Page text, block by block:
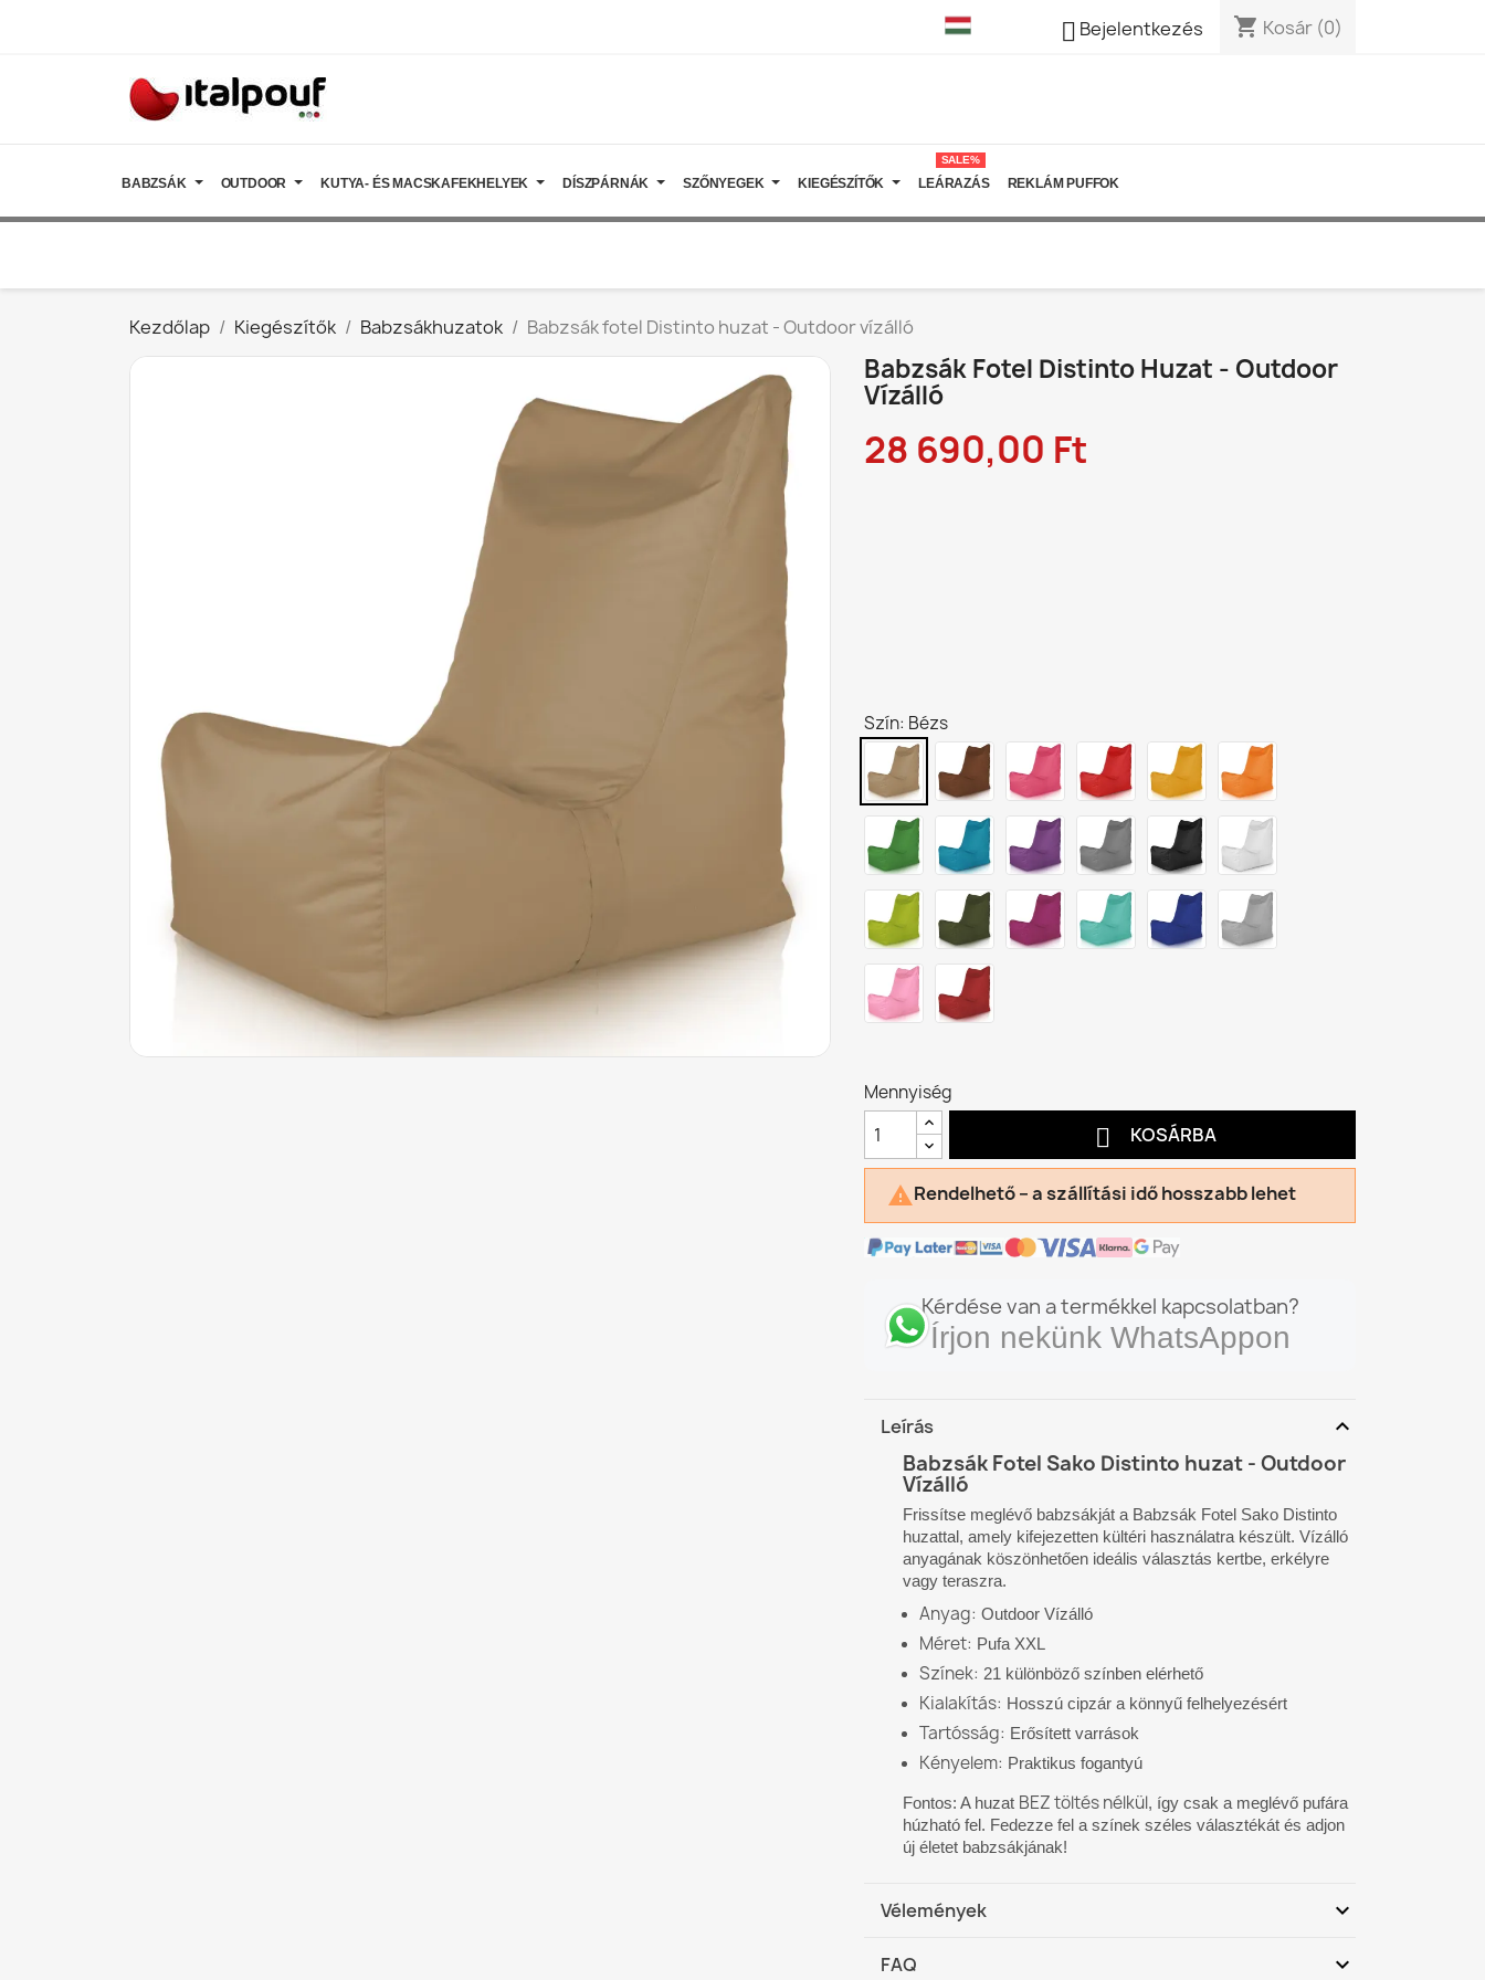
 Bejelentkezés shopping_cart Kosár (0)
BABZSÁK OUTDOOR KUTYA- ÉS MACSKAFEKHELYEK DÍSZPÁRNÁK SZŐNYEGEK KIEGÉSZÍTŐK LEÁRAZÁS
SALE%
REKLÁM PUFFOK
Kezdőlap Kiegészítők Babzsákhuzatok Babzsák fotel Distinto huzat - Outdoor vízálló
Babzsák Fotel Distinto Huzat - Outdoor
Vízálló
28 690,00 Ft
Szín: Bézs
Mennyiség
 KOSÁRBA
Rendelhető – a szállítási idő hosszabb lehet
Kérdése van a termékkel kapcsolatban?
Írjon nekünk WhatsAppon
Leírás expand_more
Babzsák Fotel Sako Distinto huzat - Outdoor
Vízálló
Frissítse meglévő babzsákját a Babzsák Fotel Sako Distinto
huzattal, amely kifejezetten kültéri használatra készült. Vízálló
anyagának köszönhetően ideális választás kertbe, erkélyre
vagy teraszra.
Anyag: Outdoor Vízálló
Méret: Pufa XXL
Színek: 21 különböző színben elérhető
Kialakítás: Hosszú cipzár a könnyű felhelyezésért
Tartósság: Erősített varrások
Kényelem: Praktikus fogantyú
Fontos: A huzat BEZ töltés nélkül, így csak a meglévő pufára
húzható fel. Fedezze fel a színek széles választékát és adjon
új életet babzsákjának!
Vélemények expand_more
FAQ expand_more